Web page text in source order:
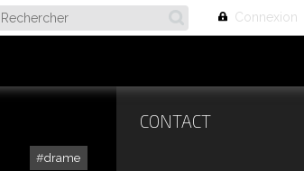
Connexion
drame
CONTACT